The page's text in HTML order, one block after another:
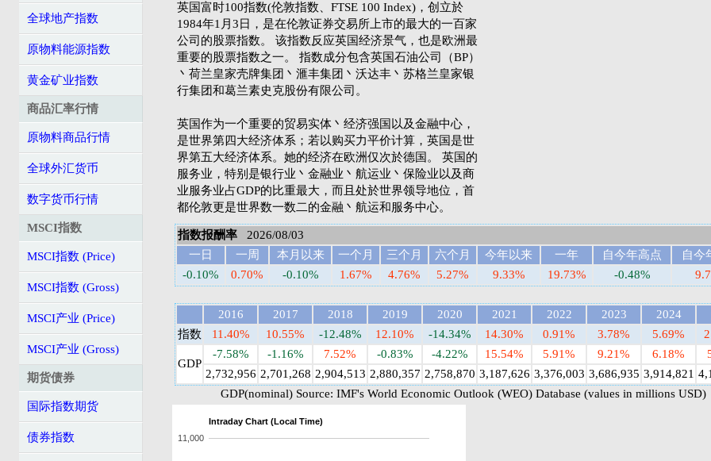
全球地产指数
原物料能源指数
黄金矿业指数
商品汇率行情
原物料商品行情
全球外汇货币
数字货币行情
MSCI指数
MSCI指数 (Price)
MSCI指数 (Gross)
MSCI产业 (Price)
MSCI产业 (Gross)
期货债券
国际指数期货
债券指数
英国富时100指数(伦敦指数、FTSE 100 Index)，创立於
1984年1月3日，是在伦敦证券交易所上市的最大的一百家
公司的股票指数。 该指数反应英国经济景气，也是欧洲最
重要的股票指数之一。 指数成分包含英国石油公司（BP）
丶荷兰皇家壳牌集团丶滙丰集团丶沃达丰丶苏格兰皇家银
行集团和葛兰素史克股份有限公司。
英国作为一个重要的贸易实体丶经济强国以及金融中心，
是世界第四大经济体系；若以购买力平价计算，英国是世
界第五大经济体系。她的经济在欧洲仅次於德国。 英国的
服务业，特别是银行业丶金融业丶航运业丶保险业以及商
业服务业占GDP的比重最大，而且处於世界领导地位，首
都伦敦更是世界数一数二的金融丶航运和服务中心。
指数报酬率 2026/08/03
一日
一周 本月以来 一个月 三个月 六个月 今年以来 一年 自今年高点
自今
-0.10%
0.70% -0.10% 1.67% 4.76% 5.27% 9.33% 19.73% -0.48%
2016 2017 2018 2019 2020 2021 2022 2023 2024
指数
11.40% 10.55% -12.48% 12.10% -14.34% 14.30% 0.91% 3.78% 5.69%
GDP
-7.58% -1.16% 7.52% -0.83% -4.22% 15.54% 5.91% 9.21% 6.18%
2,732,956 2,701,268 2,904,513 2,880,357 2,758,870 3,187,626 3,376,003 3,686,935 3,914,821
GDP(nominal) Source: IMF's World Economic Outlook (WEO) Database (values in millions USD)
Intraday Chart (Local Time)
11,000